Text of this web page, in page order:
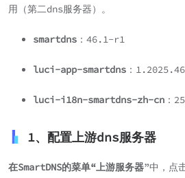
用（第二dns服务器）。
smartdns ：46.1-r1
luci-app-smartdns ：
luci-i18n-smartdns-zh-cn ：
1、配置上游dns服务器
在SmartDNS的菜单“上游服务器”中，点